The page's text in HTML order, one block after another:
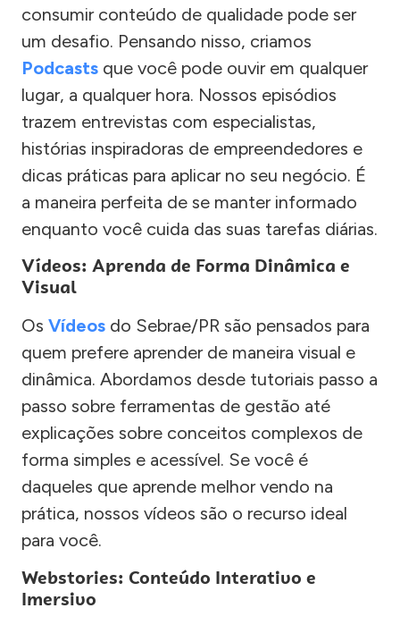
consumir conteúdo de qualidade pode ser
um desafio. Pensando nisso, criamos
Podcasts que você pode ouvir em qualquer
lugar, a qualquer hora. Nossos episódios
trazem entrevistas com especialistas,
histórias inspiradoras de empreendedores e
dicas práticas para aplicar no seu negócio. É
a maneira perfeita de se manter informado
enquanto você cuida das suas tarefas diárias.
Vídeos: Aprenda de Forma Dinâmica e
Visual
Os Vídeos do Sebrae/PR são pensados para
quem prefere aprender de maneira visual e
dinâmica. Abordamos desde tutoriais passo a
passo sobre ferramentas de gestão até
explicações sobre conceitos complexos de
forma simples e acessível. Se você é
daqueles que aprende melhor vendo na
prática, nossos vídeos são o recurso ideal
para você.
Webstories: Conteúdo Interativo e
Imersivo